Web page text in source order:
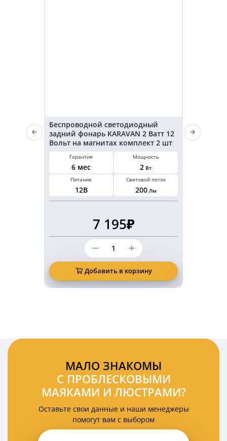
Беспроводной светодиодный
задний фонарь KARAVAN 2 Ватт 12
Вольт на магнитах комплект 2 шт
Гарантия
6 мес
Мощность
2 Вт
Питание
12В
Световой поток
200 Лм
7 195₽
Количество
товара
Беспроводной
светодиодный
задний
фонарь
комплект
2
шт
Добавить в корзину
МАЛО ЗНАКОМЫ
С ПРОБЛЕСКОВЫМИ
МАЯКАМИ И ЛЮСТРАМИ?
Оставьте свои данные и наши менеджеры
помогут вам с выбором